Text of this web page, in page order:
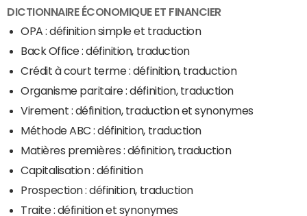
DICTIONNAIRE ÉCONOMIQUE ET FINANCIER
OPA : définition simple et traduction
Back Office : définition, traduction
Crédit à court terme : définition, traduction
Organisme paritaire : définition, traduction
Virement : définition, traduction et synonymes
Méthode ABC : définition, traduction
Matières premières : définition, traduction
Capitalisation : définition
Prospection : définition, traduction
Traite : définition et synonymes